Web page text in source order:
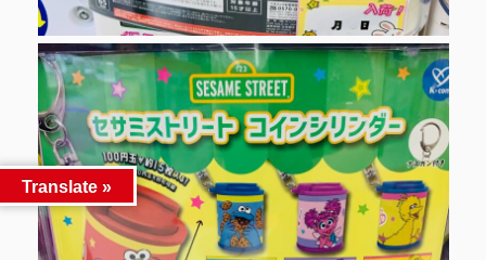
Translate »